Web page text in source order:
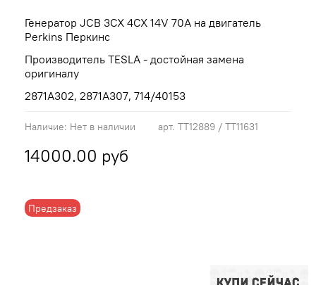
арт. TT12889 / TT11631
Наличие: Нет в наличии
Предзаказ
14000.00 руб
Генератор JCB 3CX 4CX 14V 70A на двигатель
Perkins Перкинс
Производитель TESLA - достойная замена
оригиналу
2871A302, 2871A307, 714/40153